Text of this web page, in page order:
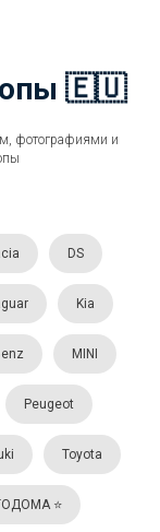
🇪🇺
фотографиями и
DS
Kia
MINI
Peugeot
Toyota
⭐️